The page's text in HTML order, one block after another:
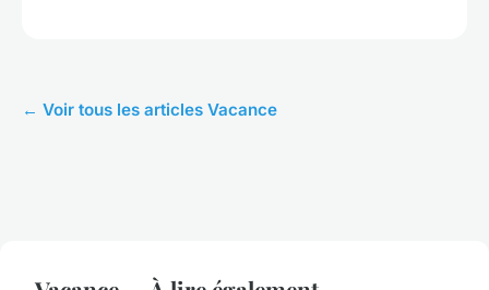
← Voir tous les articles Vacance